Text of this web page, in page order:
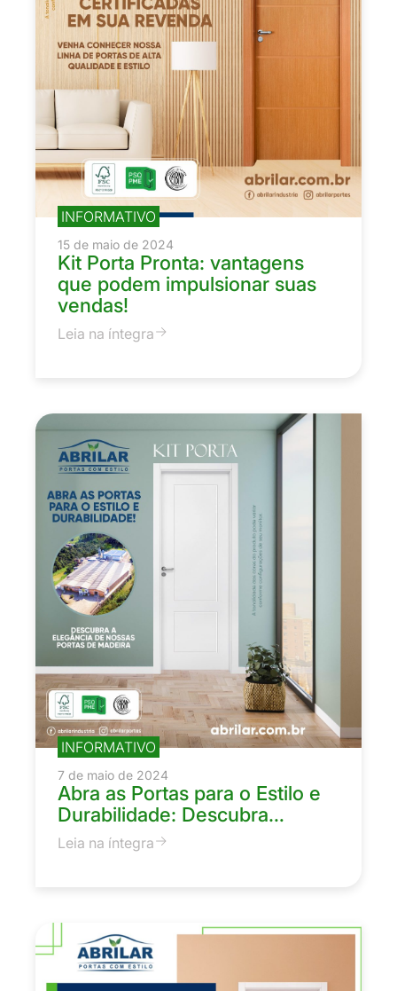
INFORMATIVO
15 de maio de 2024
Kit Porta Pronta: vantagens
que podem impulsionar suas
vendas!
Leia na íntegra
INFORMATIVO
7 de maio de 2024
Abra as Portas para o Estilo e
Durabilidade: Descubra…
Leia na íntegra